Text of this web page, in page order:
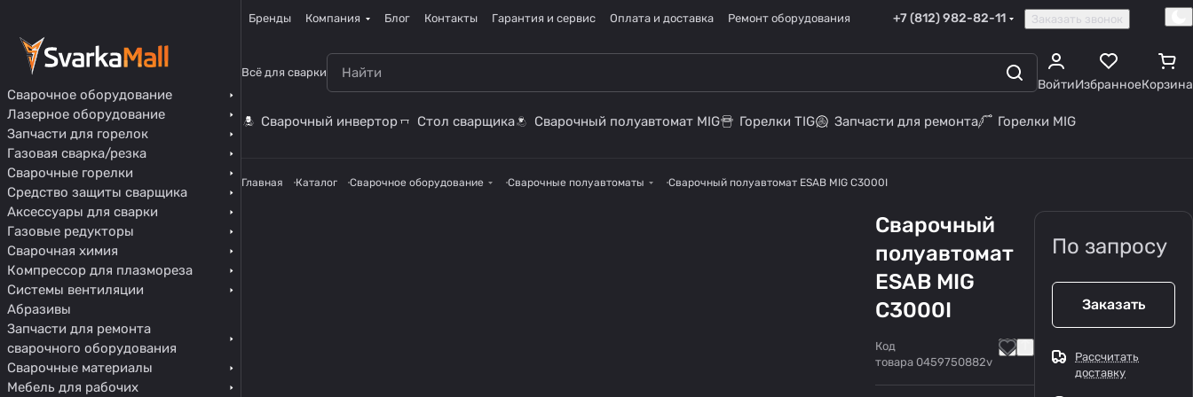
Бренды Компания Блог Контакты Гарантия и сервис Оплата и доставка Ремонт оборудования +7 (812) 982-82-11 Заказать звонок
Всё для сварки
ВойтиИзбранноеКорзина
Сварочный инвертор Стол сварщика Сварочный полуавтомат MIG Горелки TIG Запчасти для ремонта Горелки MIG
Главная Каталог Сварочное оборудование Сварочные полуавтоматы Сварочный полуавтомат ESAB MIG C3000I
Сварочный
полуавтомат
ESAB MIG
C3000I
Код
товара 0459750882v
По запросу
Заказать
Рассчитать
доставку
Сварочное оборудование
Лазерное оборудование
Запчасти для горелок
Газовая сварка/резка
Сварочные горелки
Средство защиты сварщика
Аксессуары для сварки
Газовые редукторы
Сварочная химия
Компрессор для плазмореза
Системы вентиляции
Абразивы
Запчасти для ремонта
сварочного оборудования
Сварочные материалы
Мебель для рабочих